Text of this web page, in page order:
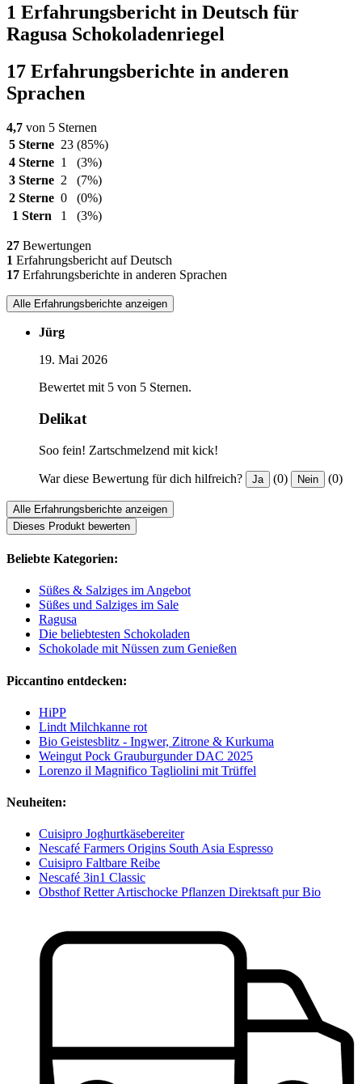
1 Erfahrungsbericht in Deutsch für
Ragusa Schokoladenriegel
17 Erfahrungsberichte in anderen
Sprachen
4,7 von 5 Sternen
5 Sterne 23 (85%)
4 Sterne 1
(3%)
3 Sterne 2
(7%)
2 Sterne 0
(0%)
1 Stern
1 (3%)
27 Bewertungen
1 Erfahrungsbericht auf Deutsch
17 Erfahrungsberichte in anderen Sprachen
Alle Erfahrungsberichte anzeigen
Jürg
19. Mai 2026
Bewertet mit 5 von 5 Sternen.
Delikat
Soo fein! Zartschmelzend mit kick!
War diese Bewertung für dich hilfreich? Ja (0) Nein (0)
Alle Erfahrungsberichte anzeigen
Dieses Produkt bewerten
Beliebte Kategorien:
Süßes & Salziges im Angebot
Süßes und Salziges im Sale
Ragusa
Die beliebtesten Schokoladen
Schokolade mit Nüssen zum Genießen
Piccantino entdecken:
HiPP
Lindt Milchkanne rot
Bio Geistesblitz - Ingwer, Zitrone & Kurkuma
Weingut Pock Grauburgunder DAC 2025
Lorenzo il Magnifico Tagliolini mit Trüffel
Neuheiten:
Cuisipro Joghurtkäsebereiter
Nescafé Farmers Origins South Asia Espresso
Cuisipro Faltbare Reibe
Nescafé 3in1 Classic
Obsthof Retter Artischocke Pflanzen Direktsaft pur Bio